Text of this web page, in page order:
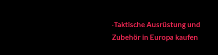
·Taktische Ausrüstung und
Zubehör in Europa kaufen